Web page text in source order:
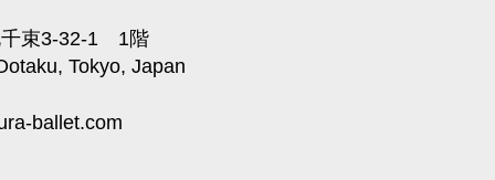
千束3-32-1 1階
Tokyo, Japan
ballet.com